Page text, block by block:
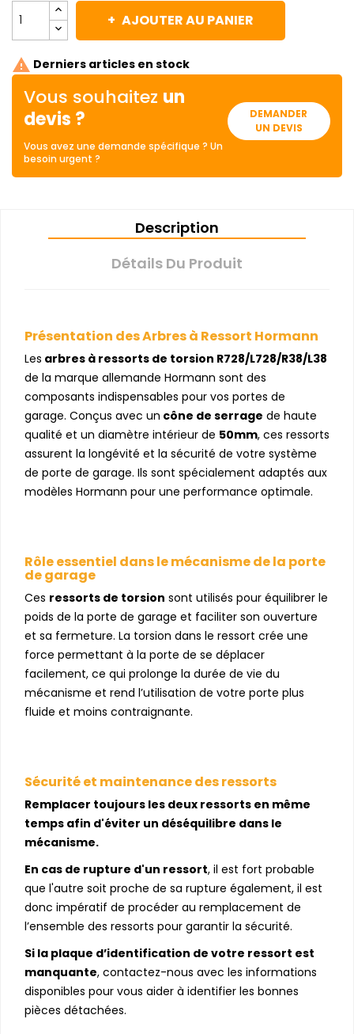
AJOUTER AU PANIER
 Derniers articles en stock
Vous souhaitez un
devis ?
Vous avez une demande spécifique ? Un
besoin urgent ?
DEMANDER
UN DEVIS
Description
Détails Du Produit
Présentation des Arbres à Ressort Hormann
Les arbres à ressorts de torsion R728/L728/R38/L38
de la marque allemande Hormann sont des
composants indispensables pour vos portes de
garage. Conçus avec un cône de serrage de haute
qualité et un diamètre intérieur de 50mm, ces ressorts
assurent la longévité et la sécurité de votre système
de porte de garage. Ils sont spécialement adaptés aux
modèles Hormann pour une performance optimale.
Rôle essentiel dans le mécanisme de la porte
de garage
Ces ressorts de torsion sont utilisés pour équilibrer le
poids de la porte de garage et faciliter son ouverture
et sa fermeture. La torsion dans le ressort crée une
force permettant à la porte de se déplacer
facilement, ce qui prolonge la durée de vie du
mécanisme et rend l’utilisation de votre porte plus
fluide et moins contraignante.
Sécurité et maintenance des ressorts
Remplacer toujours les deux ressorts en même
temps afin d'éviter un déséquilibre dans le
mécanisme.
En cas de rupture d'un ressort, il est fort probable
que l'autre soit proche de sa rupture également, il est
donc impératif de procéder au remplacement de
l’ensemble des ressorts pour garantir la sécurité.
Si la plaque d’identification de votre ressort est
manquante, contactez-nous avec les informations
disponibles pour vous aider à identifier les bonnes
pièces détachées.